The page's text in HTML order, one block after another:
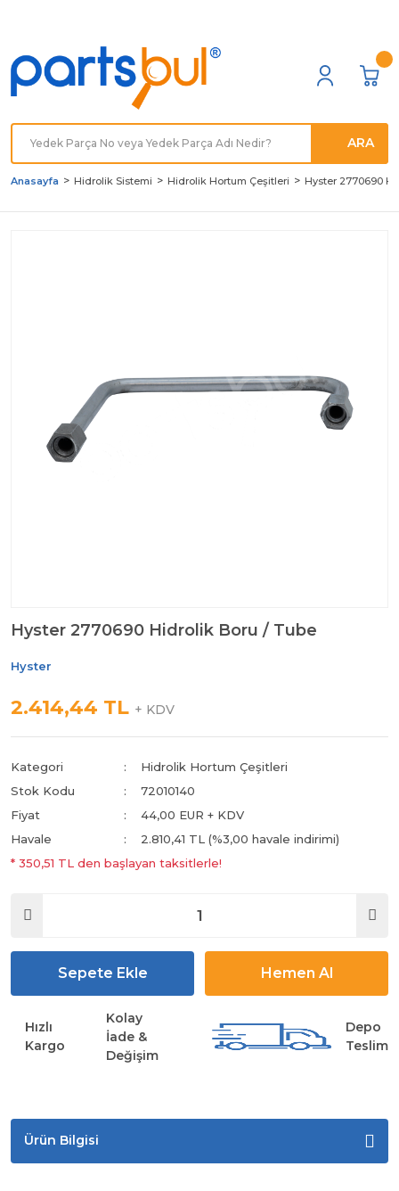
ARA
Anasayfa Hidrolik Sistemi Hidrolik Hortum Çeşitleri Hyster 2770690
Hyster 2770690 Hidrolik Boru / Tube
Hyster
2.414,44 TL + KDV
Kategori
Hidrolik Hortum Çeşitleri
Stok Kodu
72010140
Fiyat
44,00 EUR + KDV
Havale
2.810,41 TL (%3,00 havale indirimi)
* 350,51 TL den başlayan taksitlerle!
Sepete Ekle Hemen Al
Hızlı
Kargo
Kolay
İade &
Değişim
Depo
Teslim
Ürün Bilgisi